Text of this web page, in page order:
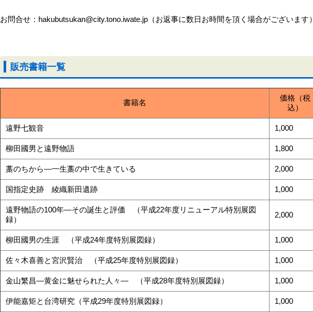
お問合せ：hakubutsukan@city.tono.iwate.jp（お返事に数日お時間を頂く場合がございます）
販売書籍一覧
書籍名
価格（税
込）
遠野七観音 1,000
柳田國男と遠野物語 1,800
藁のちから―一生藁の中で生きている 2,000
国指定史跡 綾織新田遺跡 1,000
遠野物語の100年―その誕生と評価 （平成22年度リニューアル特別展図
録）
2,000
柳田國男の生涯 （平成24年度特別展図録） 1,000
佐々木喜善と宮沢賢治 （平成25年度特別展図録） 1,000
金山繁昌―黄金に魅せられた人々― （平成28年度特別展図録） 1,000
伊能嘉矩と台湾研究（平成29年度特別展図録） 1,000